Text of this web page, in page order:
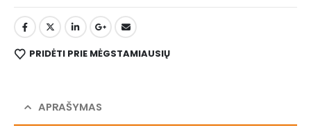
PRIDĖTI PRIE MĖGSTAMIAUSIŲ
APRAŠYMAS